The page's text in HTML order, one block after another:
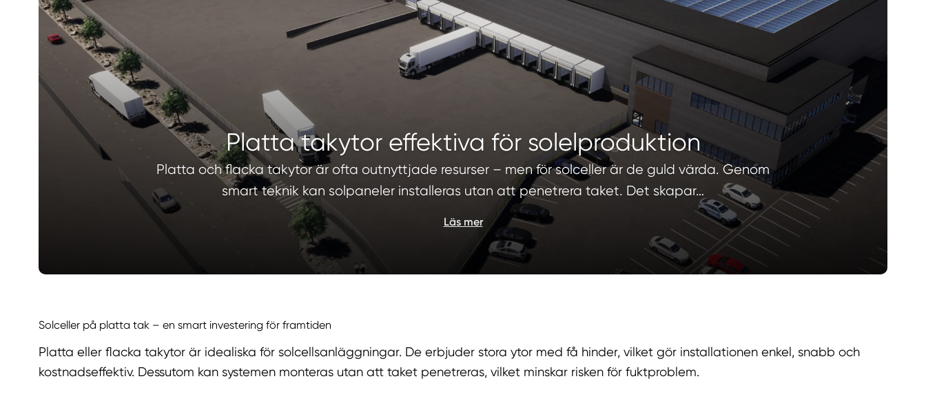
Platta takytor effektiva för solelproduktion
Platta och flacka takytor är ofta outnyttjade resurser – men för solceller är de guld värda. Genom
smart teknik kan solpaneler installeras utan att penetrera taket. Det skapar…
Läs mer
Solceller på platta tak – en smart investering för framtiden
Platta eller flacka takytor är idealiska för solcellsanläggningar. De erbjuder stora ytor med få hinder, vilket gör installationen enkel, snabb och
kostnadseffektiv. Dessutom kan systemen monteras utan att taket penetreras, vilket minskar risken för fuktproblem.